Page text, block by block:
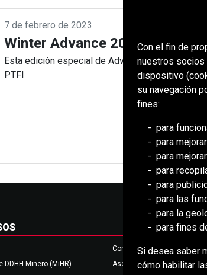
Con el fin de
nuestros socios
dispositivo
su navegación
fines:
para
para
para
para
para
para las
para la
para fines
Si desea saber
cómo habilitar
7 de febrero de 2023
Winter Advance 2023 - SP
Esta edición especial de Advance celebra los
PTFI
Consejo de Mongolia (BCM)
DDHH Minero (MiHR)
Asociación Nacional de